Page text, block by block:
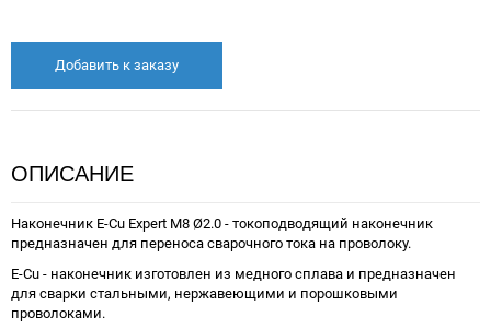
Добавить к заказу
ОПИСАНИЕ
Наконечник E-Cu Expert М8 Ø2.0 - токоподводящий наконечник
предназначен для переноса сварочного тока на проволоку.
E-Cu - наконечник изготовлен из медного сплава и предназначен
для сварки стальными, нержавеющими и порошковыми
проволоками.